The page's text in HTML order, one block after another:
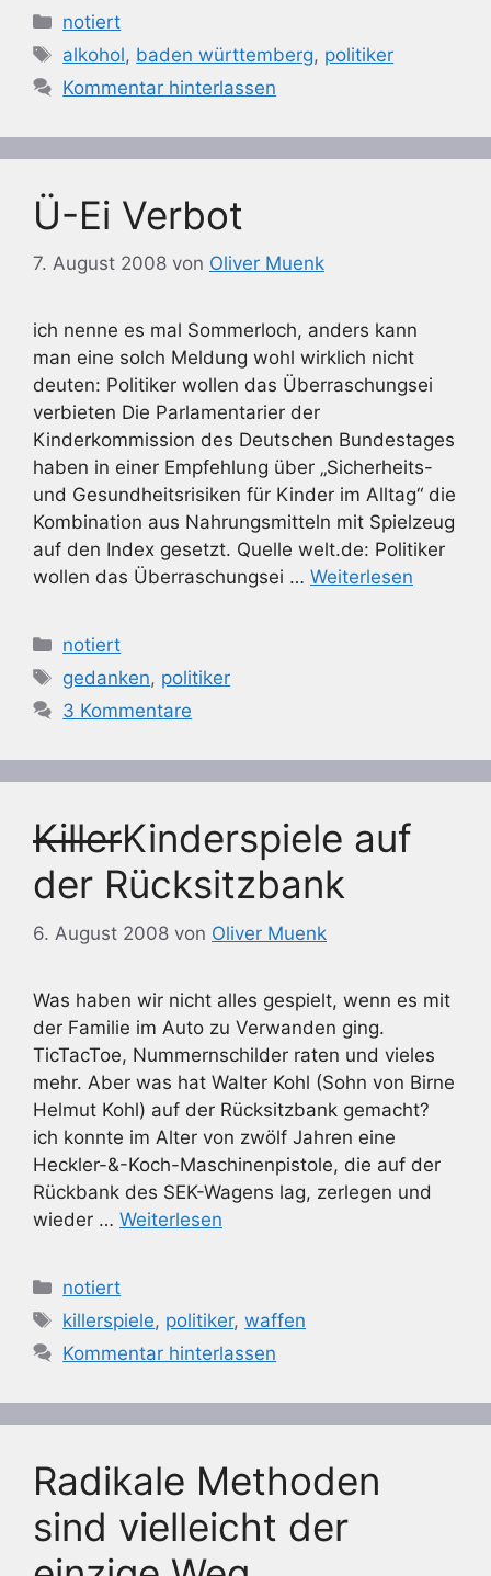
Kategorien
notiert
Schlagwörter
alkohol, baden württemberg, politiker
Kommentar hinterlassen
Ü-Ei Verbot
7. August 2008 von Oliver Muenk
ich nenne es mal Sommerloch, anders kann
man eine solch Meldung wohl wirklich nicht
deuten: Politiker wollen das Überraschungsei
verbieten Die Parlamentarier der
Kinderkommission des Deutschen Bundestages
haben in einer Empfehlung über „Sicherheits-
und Gesundheitsrisiken für Kinder im Alltag“ die
Kombination aus Nahrungsmitteln mit Spielzeug
auf den Index gesetzt. Quelle welt.de: Politiker
wollen das Überraschungsei … Weiterlesen
Kategorien
notiert
Schlagwörter
gedanken, politiker
3 Kommentare
KillerKinderspiele auf
der Rücksitzbank
6. August 2008 von Oliver Muenk
Was haben wir nicht alles gespielt, wenn es mit
der Familie im Auto zu Verwanden ging.
TicTacToe, Nummernschilder raten und vieles
mehr. Aber was hat Walter Kohl (Sohn von Birne
Helmut Kohl) auf der Rücksitzbank gemacht?
ich konnte im Alter von zwölf Jahren eine
Heckler-&-Koch-Maschinenpistole, die auf der
Rückbank des SEK-Wagens lag, zerlegen und
wieder … Weiterlesen
Kategorien
notiert
Schlagwörter
killerspiele, politiker,waffen
Kommentar hinterlassen
Radikale Methoden
sind vielleicht der